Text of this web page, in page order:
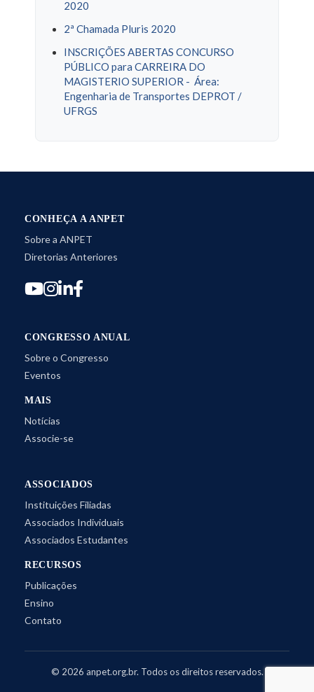
2020
2ª Chamada Pluris 2020
INSCRIÇÕES ABERTAS CONCURSO
PÚBLICO para CARREIRA DO
MAGISTERIO SUPERIOR - Área:
Engenharia de Transportes DEPROT /
UFRGS
CONHEÇA A ANPET
Sobre a ANPET
Diretorias Anteriores
CONGRESSO ANUAL
Sobre o Congresso
Eventos
MAIS
Notícias
Associe-se
ASSOCIADOS
Instituições Filiadas
Associados Individuais
Associados Estudantes
RECURSOS
Publicações
Ensino
Contato
© 2026 anpet.org.br. Todos os direitos reservados.